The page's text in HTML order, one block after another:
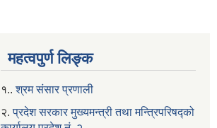
महत्वपुर्ण लिङ्क
१..श्रम संसार प्रणाली
२. प्रदेश सरकार मुख्यमन्त्री तथा मन्त्रिपरिषद्को